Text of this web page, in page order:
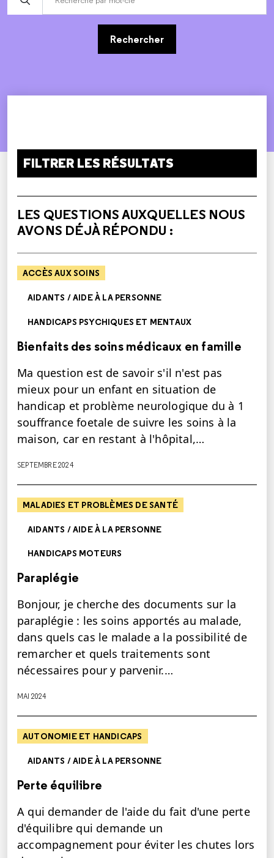
Rechercher
FILTRER LES RÉSULTATS
LES QUESTIONS AUXQUELLES NOUS
AVONS DÉJÀ RÉPONDU :
ACCÈS AUX SOINS
AIDANTS / AIDE À LA PERSONNE
HANDICAPS PSYCHIQUES ET MENTAUX
Bienfaits des soins médicaux en famille
Ma question est de savoir s'il n'est pas
mieux pour un enfant en situation de
handicap et problème neurologique du à 1
souffrance foetale de suivre les soins à la
maison, car en restant à l'hôpital,…
SEPTEMBRE 2024
MALADIES ET PROBLÈMES DE SANTÉ
AIDANTS / AIDE À LA PERSONNE
HANDICAPS MOTEURS
Paraplégie
Bonjour, je cherche des documents sur la
paraplégie : les soins apportés au malade,
dans quels cas le malade a la possibilité de
remarcher et quels traitements sont
nécessaires pour y parvenir.…
MAI 2024
AUTONOMIE ET HANDICAPS
AIDANTS / AIDE À LA PERSONNE
Perte équilibre
A qui demander de l'aide du fait d'une perte
d'équilibre qui demande un
accompagnement pour éviter les chutes lors